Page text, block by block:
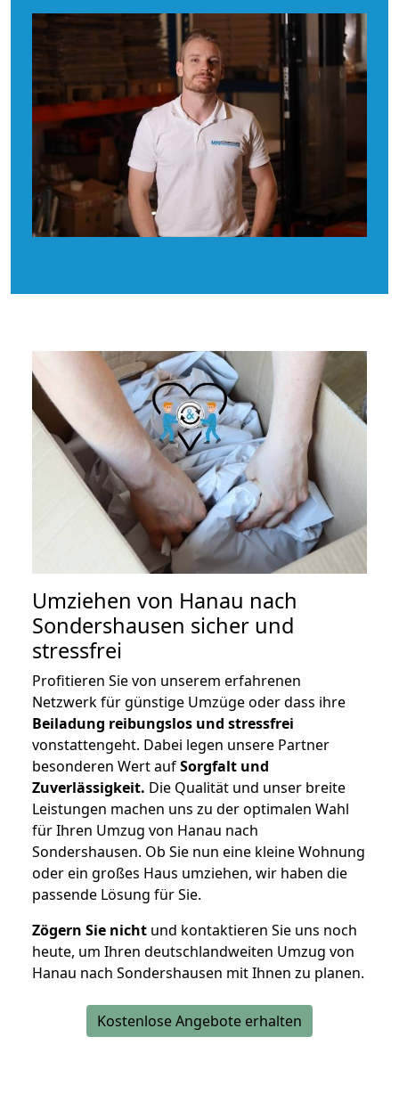
Umziehen von Hanau nach
Sondershausen sicher und
stressfrei
Profitieren Sie von unserem erfahrenen
Netzwerk für günstige Umzüge oder dass ihre
Beiladung reibungslos und stressfrei
vonstattengeht. Dabei legen unsere Partner
besonderen Wert aufSorgfalt und
Zuverlässigkeit. Die Qualität und unser breite
Leistungen machen uns zu der optimalen Wahl
für Ihren Umzug von Hanau nach
Sondershausen. Ob Sie nun eine kleine Wohnung
oder ein großes Haus umziehen, wir haben die
passende Lösung für Sie.
Zögern Sie nicht und kontaktieren Sie uns noch
heute, um Ihren deutschlandweiten Umzug von
Hanau nach Sondershausen mit Ihnen zu planen.
Kostenlose Angebote erhalten